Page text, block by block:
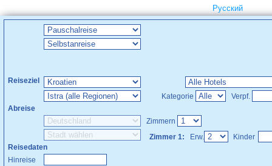
Русский
Reiseziel
Kategorie
Verpf.
Abreise
Zimmern
Zimmer 1:
Erw.
Kinder
Reisedaten
Hinreise